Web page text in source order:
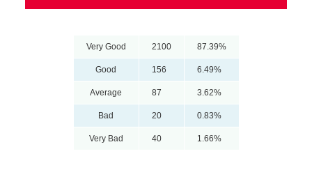
Very Good 2100 87.39%
Good 156 6.49%
Average 87 3.62%
Bad 20 0.83%
Very Bad 40 1.66%